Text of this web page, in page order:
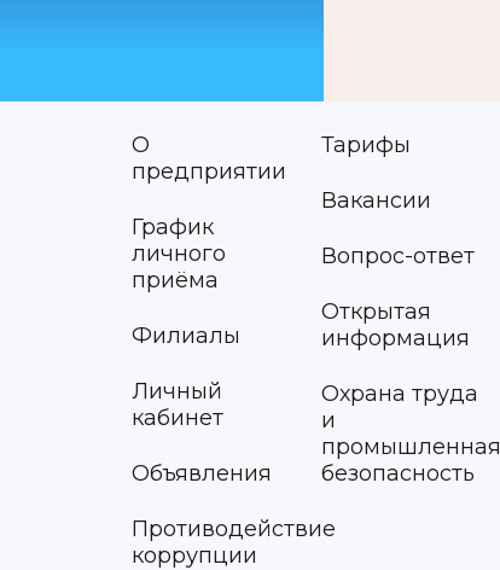
О
предприятии
График
личного
приёма
Филиалы
Личный
кабинет
Объявления
Противодействие
коррупции
Тарифы
Вакансии
Вопрос-ответ
Открытая
информация
Охрана труда
и
промышленная
безопасность